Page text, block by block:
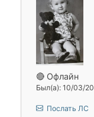
🔴 Офлайн
Был(а): 10/03/
Послать ЛС